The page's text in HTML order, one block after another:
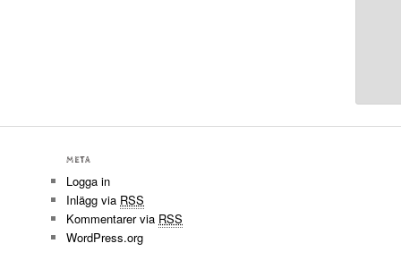
META
Logga in
Inlägg via RSS
Kommentarer via RSS
WordPress.org